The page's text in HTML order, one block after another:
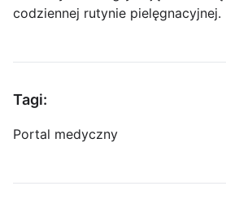
codziennej rutynie pielęgnacyjnej.
Tagi:
Portal medyczny